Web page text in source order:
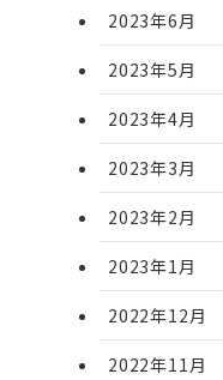
2023年6月
2023年5月
2023年4月
2023年3月
2023年2月
2023年1月
2022年12月
2022年11月